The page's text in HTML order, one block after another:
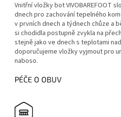
Vnitřní vložky bot VIVOBAREFOOT
dnech pro zachování tepelného
v prvních dnech a týdnech chůze a
si chodidla postupně zvykla na
stejně jako ve dnech s teplotami
doporučujeme vložky vyjmout pro
naboso.
PÉČE O OBUV